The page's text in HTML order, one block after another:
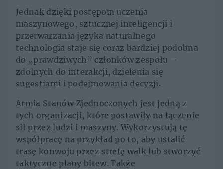
Jednak dzięki postępom uczenia
maszynowego, sztucznej inteligencji i
przetwarzania języka naturalnego
technologia staje się coraz bardziej podobna
do „prawdziwych” członków zespołu –
zdolnych do interakcji, dzielenia się
sugestiami i podejmowania decyzji.
Armia Stanów Zjednoczonych jest jedną z
tych organizacji, które postawiły na łączenie
sił przez ludzi i maszyny. Wykorzystują tę
współpracę na przykład po to, aby ustalić
trasę konwoju przez strefę walk lub stworzyć
taktyczne plany bitew. Także